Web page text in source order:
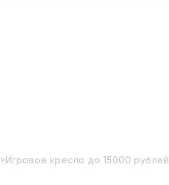
> Игровое кресло до 15000 рублей